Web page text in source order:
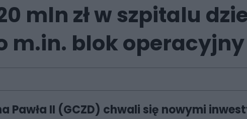
mln zł w szpitalu
m.in. blok operacyjny
Pawła II (GCZD) chwali się nowymi